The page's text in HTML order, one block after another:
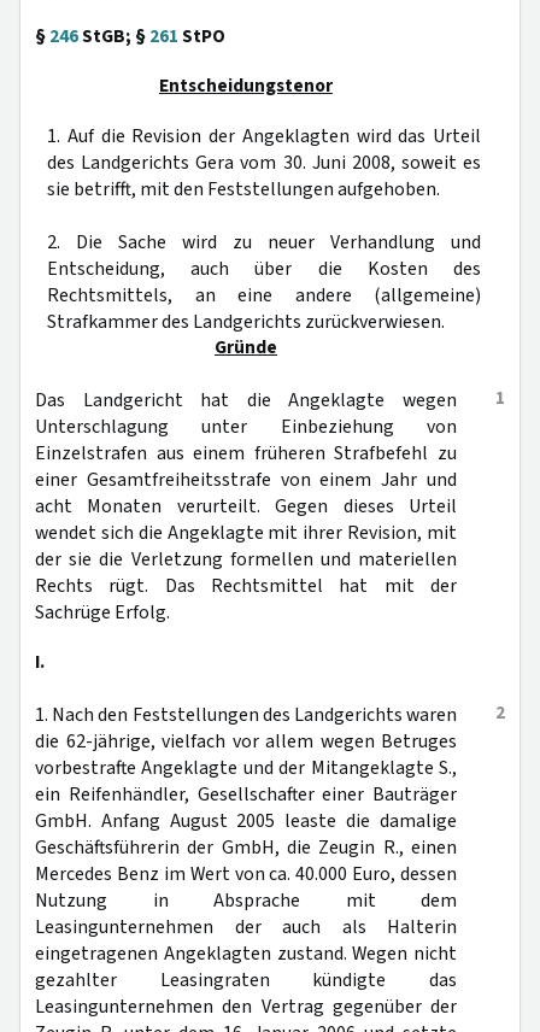
§246StGB; §261StPO
Entscheidungstenor
1. Auf die Revision der Angeklagten wird das Urteil
des Landgerichts Gera vom 30. Juni 2008, soweit es
sie betrifft, mit den Feststellungen aufgehoben.
2. Die Sache wird zu neuer Verhandlung und
Entscheidung, auch über die Kosten des
Rechtsmittels, an eine andere (allgemeine)
Strafkammer des Landgerichts zurückverwiesen.
Gründe
1
Das Landgericht hat die Angeklagte wegen
Unterschlagung unter Einbeziehung von
Einzelstrafen aus einem früheren Strafbefehl zu
einer Gesamtfreiheitsstrafe von einem Jahr und
acht Monaten verurteilt. Gegen dieses Urteil
wendet sich die Angeklagte mit ihrer Revision, mit
der sie die Verletzung formellen und materiellen
Rechts rügt. Das Rechtsmittel hat mit der
Sachrüge Erfolg.
I.
2
1. Nach den Feststellungen des Landgerichts waren
die 62-jährige, vielfach vor allem wegen Betruges
vorbestrafte Angeklagte und der Mitangeklagte S.,
ein Reifenhändler, Gesellschafter einer Bauträger
GmbH. Anfang August 2005 leaste die damalige
Geschäftsführerin der GmbH, die Zeugin R., einen
Mercedes Benz im Wert von ca. 40.000 Euro, dessen
Nutzung in Absprache mit dem
Leasingunternehmen der auch als Halterin
eingetragenen Angeklagten zustand. Wegen nicht
gezahlter Leasingraten kündigte das
Leasingunternehmen den Vertrag gegenüber der